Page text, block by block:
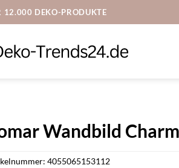
12.000 DEKO-PRODUKTE
Wandbild
4055065153112